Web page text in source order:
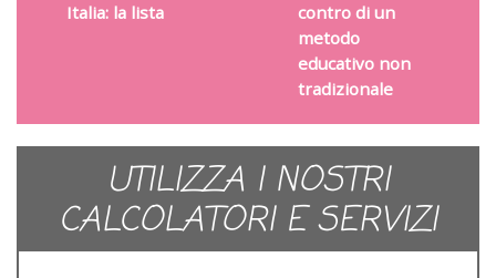
Italia: la lista
contro di un
metodo
educativo non
tradizionale
UTILIZZA I NOSTRI
CALCOLATORI E SERVIZI